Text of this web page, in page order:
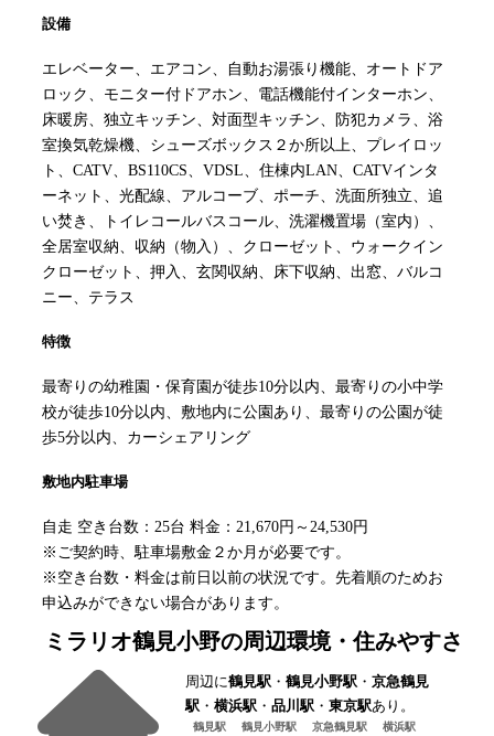
設備
エレベーター、エアコン、自動お湯張り機能、オートドア
ロック、モニター付ドアホン、電話機能付インターホン、
床暖房、独立キッチン、対面型キッチン、防犯カメラ、浴
室換気乾燥機、シューズボックス２か所以上、プレイロッ
ト、CATV、BS110CS、VDSL、住棟内LAN、CATVインタ
ーネット、光配線、アルコーブ、ポーチ、洗面所独立、追
い焚き、トイレコールバスコール、洗濯機置場（室内）、
全居室収納、収納（物入）、クローゼット、ウォークイン
クローゼット、押入、玄関収納、床下収納、出窓、バルコ
ニー、テラス
特徴
最寄りの幼稚園・保育園が徒歩10分以内、最寄りの小中学
校が徒歩10分以内、敷地内に公園あり、最寄りの公園が徒
歩5分以内、カーシェアリング
敷地内駐車場
自走 空き台数：25台 料金：21,670円～24,530円
※ご契約時、駐車場敷金２か月が必要です。
※空き台数・料金は前日以前の状況です。先着順のためお
申込みができない場合があります。
ミラリオ鶴見小野の周辺環境・住みやすさ
周辺に鶴見駅 ・ 鶴見小野駅 ・ 京急鶴見
駅 ・ 横浜駅 ・ 品川駅 ・ 東京駅あり。
鶴見駅 鶴見小野駅 京急鶴見駅
横浜駅